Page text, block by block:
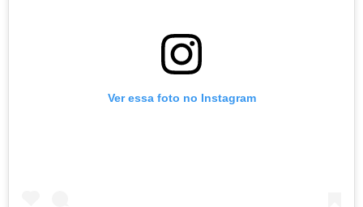
Ver essa foto no Instagram